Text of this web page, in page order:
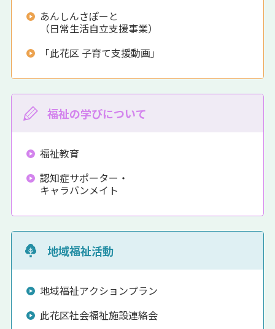
あんしんさぽーと
（日常生活自立支援事業）
「此花区 子育て支援動画」
福祉の学びについて
福祉教育
認知症サポーター・
キャラバンメイト
地域福祉活動
地域福祉アクションプラン
此花区社会福祉施設連絡会